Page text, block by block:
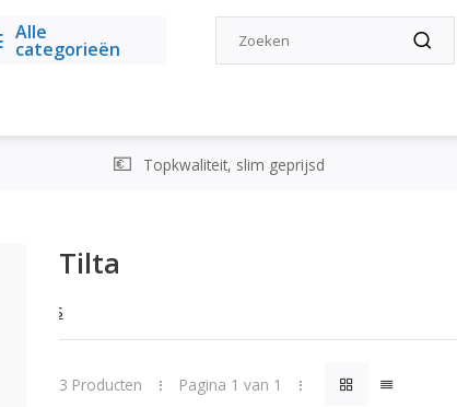
Alle
categorieën
Topkwaliteit, slim geprijsd
Tilta
...Lees
3 Producten Pagina 1 van 1